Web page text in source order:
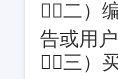
（二）
告或用
（三）